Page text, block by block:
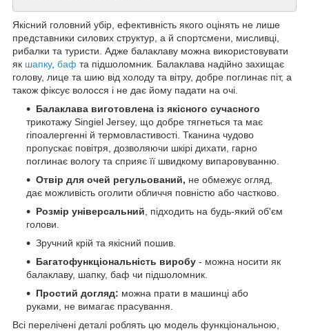
Якісний головний убір, ефективність якого оцінять не лише
представники силових структур, а й спортсмени, мисливці,
рибалки та туристи. Адже балаклаву можна використовувати
як шапку, баф та підшоломник. Балаклава надійно захищає
голову, лице та шию від холоду та вітру, добре поглинає піт, а
також фіксує волосся і не дає йому падати на очі.
Балаклава виготовлена із якісного сучасного
трикотажу Singiel Jersey, що добре тягнеться та має
гіпоалергенні й термовластивості. Тканина чудово
пропускає повітря, дозволяючи шкірі дихати, гарно
поглинає вологу та сприяє її швидкому випаровуванню.
Отвір для очей регульований, не обмежує огляд,
дає можливість оголити обличчя повністю або частково.
Розмір універсальний , підходить на будь-який об'єм
голови.
Зручний крій та якісний пошив.
Багатофункціональність виробу - можна носити як
балаклаву, шапку, баф чи підшоломник.
Простий догляд: можна прати в машинці або
руками, не вимагає прасування.
Всі перелічені деталі роблять цю модель функціональною,